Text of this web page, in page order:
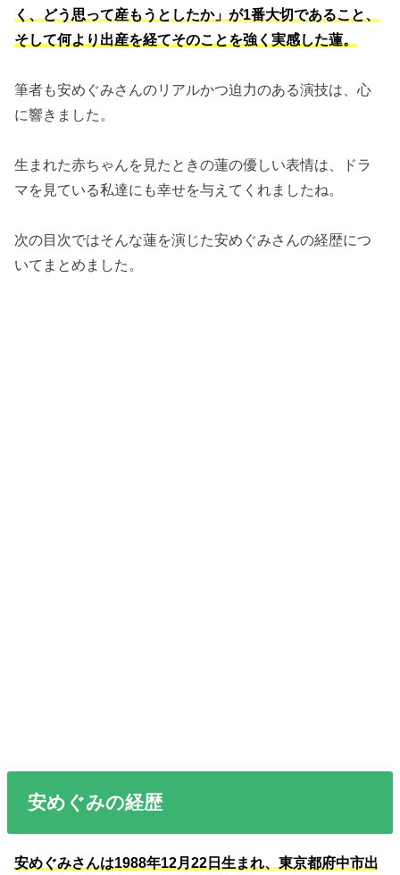
く、どう思って産もうとしたか」が1番大切であること、
そして何より出産を経てそのことを強く実感した蓮。
筆者も安めぐみさんのリアルかつ迫力のある演技は、心
に響きました。
生まれた赤ちゃんを見たときの蓮の優しい表情は、ドラ
マを見ている私達にも幸せを与えてくれましたね。
次の目次ではそんな蓮を演じた安めぐみさんの経歴につ
いてまとめました。
安めぐみの経歴
安めぐみさんは1988年12月22日生まれ、東京都府中市出